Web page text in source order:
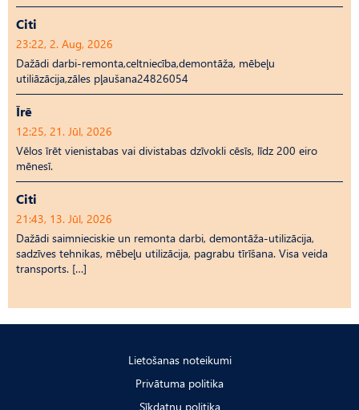
Citi
23:22, 2. Aug, 2026
Dažādi darbi-remonta,celtniecība,demontāža, mēbeļu
utiliāzācija,zāles pļaušana24826054
Īrē
12:25, 21. Jūl, 2026
Vēlos īrēt vienistabas vai divistabas dzīvokli cēsīs, līdz 200 eiro
mēnesī.
Citi
21:43, 13. Jūl, 2026
Dažādi saimnieciskie un remonta darbi, demontāža-utilizācija,
sadzīves tehnikas, mēbeļu utilizācija, pagrabu tīrīšana. Visa veida
transports. […]
Lietošanas noteikumi
Privātuma politika
Sīkdatņu politika